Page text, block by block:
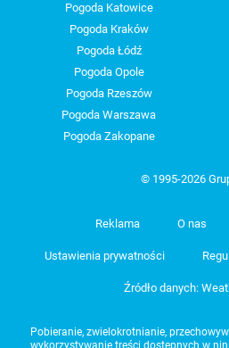
Pogoda Katowice
Pogoda Kraków
Pogoda Łódź
Pogoda Opole
Pogoda Rzeszów
Pogoda Warszawa
Pogoda Zakopane
© 1995-2026
Reklama O nas
Ustawienia prywatności
Źródło danych:
Pobieranie, zwielokrotnianie,
wykorzystywanie treści dostępnych w